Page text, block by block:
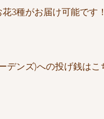
3種がお届け可能です！
デンズ)への投げ銭はこ